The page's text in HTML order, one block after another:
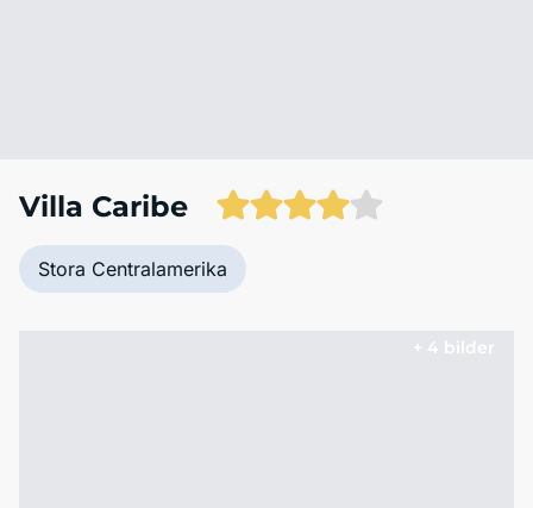
Villa Caribe
Stora Centralamerika
+ 4 bilder